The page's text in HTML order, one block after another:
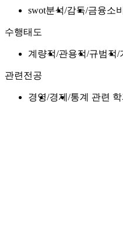
swot분석 감독 금융소
수행태도
계량적 관용적 규범적
관련전공
경영 경제 통계 관련